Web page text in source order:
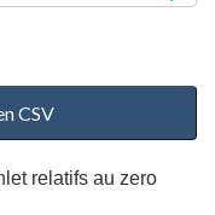
CSV
relatifs au zero